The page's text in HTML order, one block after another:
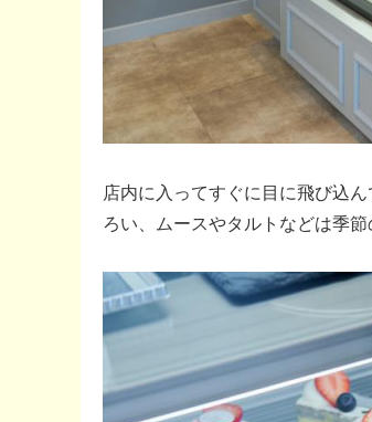
店内に入ってすぐに目に飛び込
ろい、ムースやタルトなどは季節